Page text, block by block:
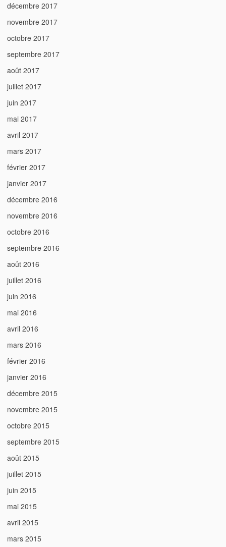
décembre 2017
novembre 2017
octobre 2017
septembre 2017
août 2017
juillet 2017
juin 2017
mai 2017
avril 2017
mars 2017
février 2017
janvier 2017
décembre 2016
novembre 2016
octobre 2016
septembre 2016
août 2016
juillet 2016
juin 2016
mai 2016
avril 2016
mars 2016
février 2016
janvier 2016
décembre 2015
novembre 2015
octobre 2015
septembre 2015
août 2015
juillet 2015
juin 2015
mai 2015
avril 2015
mars 2015